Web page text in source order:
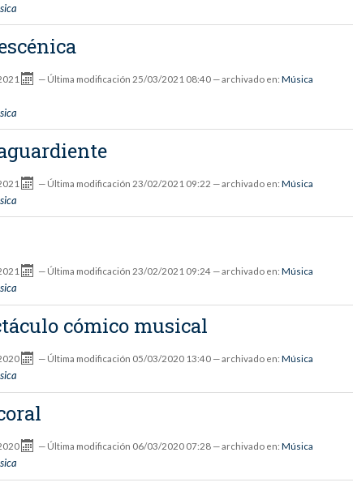
— Última modificación 25/03/2021 08:40 — archivado en:Música
— Última modificación 23/02/2021 09:22 — archivado en:Música
— Última modificación 23/02/2021 09:24 — archivado en:Música
cómico musical
— Última modificación 05/03/2020 13:40 — archivado en:Música
— Última modificación 06/03/2020 07:28 — archivado en:Música